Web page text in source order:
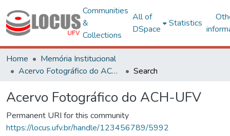
Communities
&
Collections
All of
DSpace
Statistics
Home
Memória Institucional
Acervo Fotográfico do ACH-UFV
Search
Acervo Fotográfico do ACH-UFV
Permanent URI for this community
https://locus.ufv.br/handle/123456789/5992